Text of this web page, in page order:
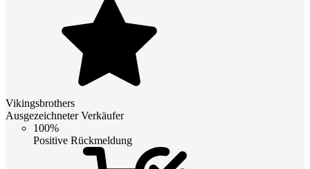
Vikingsbrothers
Ausgezeichneter Verkäufer
100%
Positive Rückmeldung